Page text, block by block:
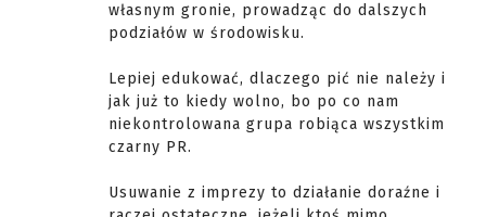
własnym gronie, prowadząc do dalszych
podziałów w środowisku.
Lepiej edukować, dlaczego pić nie należy i
jak już to kiedy wolno, bo po co nam
niekontrolowana grupa robiąca wszystkim
czarny PR.
Usuwanie z imprezy to działanie doraźne i